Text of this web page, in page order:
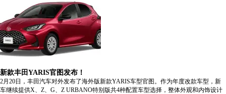
新款丰田YARIS官图发布！
2月20日，丰田汽车对外发布了海外版新款YARIS车型官图。作为年度改款车型，新
车继续提供X、Z、G、Z URBANO特别版共4种配置车型选择，整体外观和内饰设计